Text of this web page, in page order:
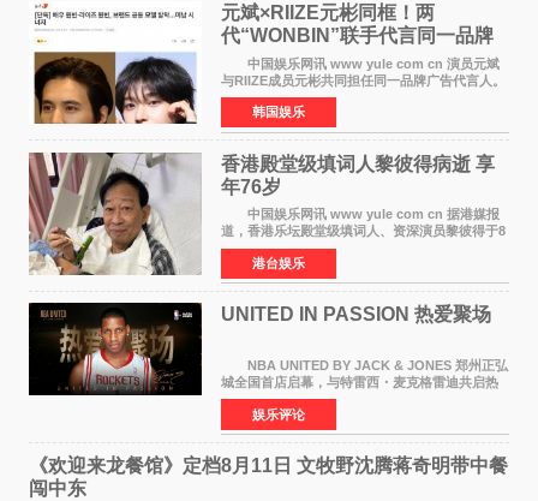
元斌×RIIZE元彬同框！两
代“WONBIN”联手代言同一品牌
颜值天花板合体
中国娱乐网讯 www yule com cn 演员元斌
与RIIZE成员元彬共同担任同一品牌广告代言人。
6日据独家报道，继演员元斌之后，RIIZE元彬最
近也被选为某在线中介平台A公司的共同广告代言
人，两人将作
韩国娱乐
香港殿堂级填词人黎彼得病逝 享
年76岁​
中国娱乐网讯 www yule com cn 据港媒报
道，香港乐坛殿堂级填词人、资深演员黎彼得于8
月5日上午因病离世，终年76岁。好友钟志光透
露，黎彼得今年3月中风后便卧床休养，身体机能
持续衰退，最
港台娱乐
UNITED IN PASSION 热爱聚场
NBA UNITED BY JACK & JONES 郑州正弘
城全国首店启幕，与特雷西・麦克格雷迪共启热
爱 2026 年7 月21 日，
NBAUNITEDBYJACK&JONES 全国首店，于郑
州正弘城正式启幕。NBA 传奇球星
娱乐评论
《欢迎来龙餐馆》定档8月11日 文牧野沈腾蒋奇明带中餐
闯中东